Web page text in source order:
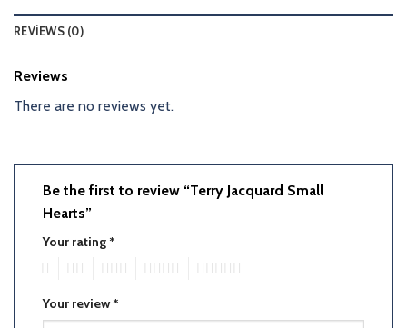
REVIEWS (0)
Reviews
There are no reviews yet.
Be the first to review “Terry Jacquard Small
Hearts”
Your rating *
Your review*